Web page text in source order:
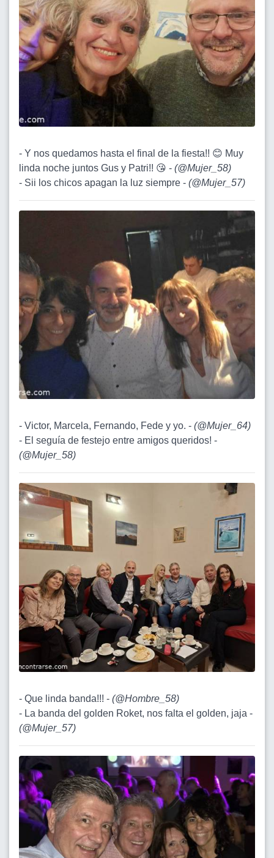
- Y nos quedamos hasta el final de la fiesta!! 😊 Muy
linda noche juntos Gus y Patri!! 😘 - (@Mujer_58)
- Sii los chicos apagan la luz siempre - (@Mujer_57)
- Victor, Marcela, Fernando, Fede y yo. - (@Mujer_64)
- El seguía de festejo entre amigos queridos! -
(@Mujer_58)
- Que linda banda!!! - (@Hombre_58)
- La banda del golden Roket, nos falta el golden, jaja -
(@Mujer_57)